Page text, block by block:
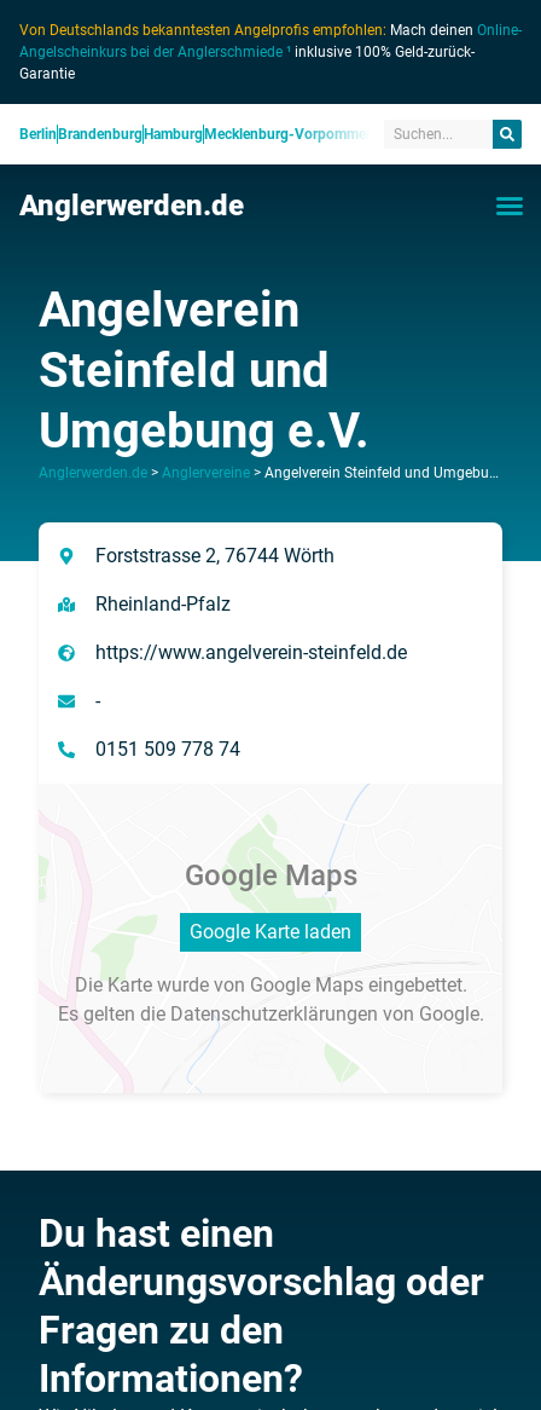
Von Deutschlands bekanntesten Angelprofis empfohlen: Mach deinen Online-
Angelscheinkurs bei der Anglerschmiede ¹ inklusive 100% Geld-zurück-
Garantie
Berlin Brandenburg Hamburg Mecklenburg-Vorpommern Niedersachsen
Anglerwerden.de
Angelverein
Steinfeld und
Umgebung e.V.
Anglerwerden.de > Anglervereine > Angelverein Steinfeld und Umgebung e.V.
Forststrasse 2, 76744 Wörth
Rheinland-Pfalz
https://www.angelverein-steinfeld.de
-
0151 509 778 74
Google Maps
Google Karte laden
Die Karte wurde von Google Maps eingebettet.
Es gelten dieDatenschutzerklärungen von Google.
Du hast einen
Änderungsvorschlag oder
Fragen zu den
Informationen?